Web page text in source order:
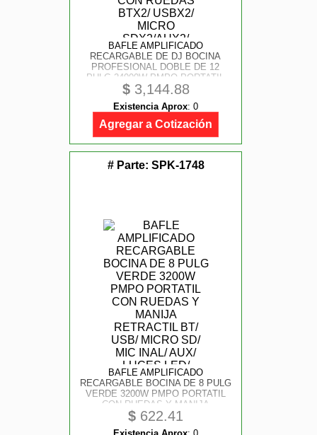
BAFLE AMPLIFICADO
RECARGABLE DE DJ BOCINA
PROFESIONAL DOBLE DE 12
PULG 24000W PMPO PORTATIL
CON RUEDAS BTX2/ USBX2/
MICRO SDX2/ AUX2/ LUCES LED/
EFECTOS DE SONIDO/ PAD DE
PERCUSIONES/ BATERA
$3,144.88
Existencia Aprox: 0
Agregar a Cotización
# Parte: SPK-1748
BAFLE AMPLIFICADO
RECARGABLE BOCINA DE 8 PULG
VERDE 3200W PMPO PORTATIL
CON RUEDAS Y MANIJA
RETRACTIL BT/ USB/ MICRO SD/
MIC INAL/ AUX/ LUCES LED/
$ 622.41